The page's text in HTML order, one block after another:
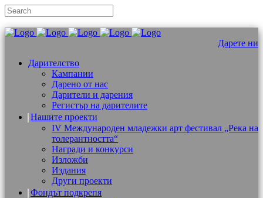
Дарете ни
Дарителство
Кампании
Дарено от нас
Дарители и дарения
Регистър на дарителите
Нашите проекти
IV Международен младежки арт фестивал „Река на
толерантността“
Награди и конкурси
Изложби
Издания
Други проекти
Фондът подкрепя